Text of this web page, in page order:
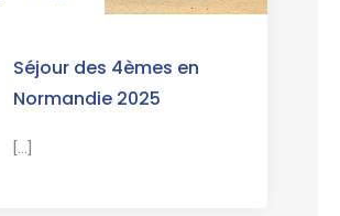
Séjour des 4èmes en
Normandie 2025
[...]